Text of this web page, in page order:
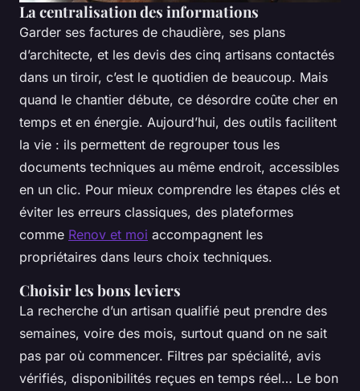
La centralisation des informations
Garder ses factures de chaudière, ses plans
d’architecte, et les devis des cinq artisans contactés
dans un tiroir, c’est le quotidien de beaucoup. Mais
quand le chantier débute, ce désordre coûte cher en
temps et en énergie. Aujourd’hui, des outils facilitent
la vie : ils permettent de regrouper tous les
documents techniques au même endroit, accessibles
en un clic. Pour mieux comprendre les étapes clés et
éviter les erreurs classiques, des plateformes
comme Renov et moi accompagnent les
propriétaires dans leurs choix techniques.
Choisir les bons leviers
La recherche d’un artisan qualifié peut prendre des
semaines, voire des mois, surtout quand on ne sait
pas par où commencer. Filtres par spécialité, avis
vérifiés, disponibilités reçues en temps réel… Le bon